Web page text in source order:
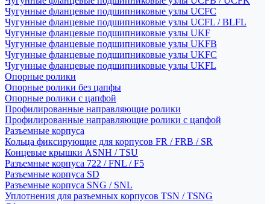
Чугунные фланцевые подшипниковые узлы UCFC
Чугунные фланцевые подшипниковые узлы UCFL / BLFL
Чугунные фланцевые подшипниковые узлы UKF
Чугунные фланцевые подшипниковые узлы UKFB
Чугунные фланцевые подшипниковые узлы UKFC
Чугунные фланцевые подшипниковые узлы UKFL
Опорные ролики
Опорные ролики без цапфы
Опорные ролики с цапфой
Профилированные направляющие ролики
Профилированные направляющие ролики с цапфой
Разъемные корпуса
Кольца фиксирующие для корпусов FR / FRB / SR
Концевые крышки ASNH / TSU
Разъемные корпуса 722 / FNL / F5
Разъемные корпуса SD
Разъемные корпуса SNG / SNL
Уплотнения для разъемных корпусов TSN / TSNG